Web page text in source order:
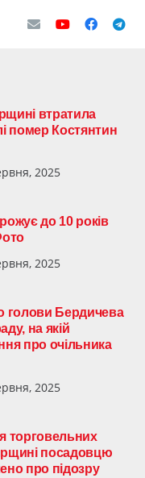
втратила
помер Костянтин
2025
до 10 років
2025
голови Бердичева
на якій
про очільника
2025
торговельних
посадовцю
про підозру